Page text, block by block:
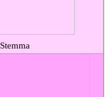
Stemma